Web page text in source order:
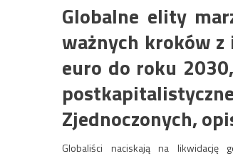
Globalne elity
ważnych kroków
euro do roku
Zjednoczonych,
Globaliści naciskają na likwidację